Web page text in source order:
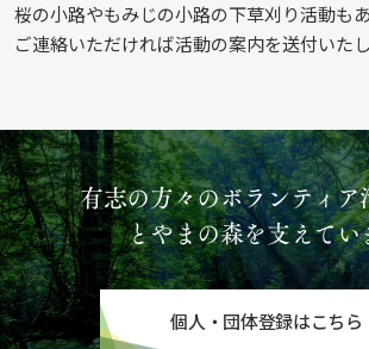
桜の小路やもみじの小路の下草刈り活動もあ
ご連絡いただければ活動の案内を送付いたし
有志の方々のボランティア
とやまの森を支えてい
個人・団体登録はこちら